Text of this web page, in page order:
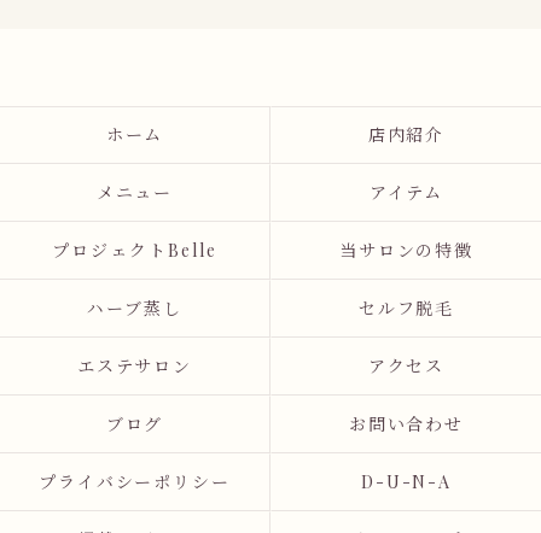
ホーム 店内紹介
メニュー アイテム
プロジェクトBelle 当サロンの特徴
ハーブ蒸し セルフ脱毛
エステサロン アクセス
ブログ お問い合わせ
プライバシーポリシー D-U-N-A